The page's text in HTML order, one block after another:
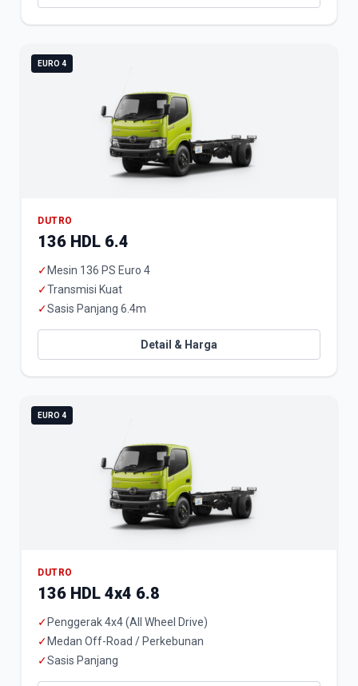
EURO 4
DUTRO
136 HDL 6.4
✓ Mesin 136 PS Euro 4
✓Transmisi Kuat
✓Sasis Panjang 6.4m
Detail & Harga
EURO 4
DUTRO
136 HDL 4x4 6.8
✓ Penggerak 4x4 (All Wheel Drive)
✓ Medan Off-Road / Perkebunan
✓Sasis Panjang